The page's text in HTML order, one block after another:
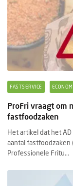
FASTSERVICE
ProFri vraagt om
fastfoodzaken
Het artikel dat het
aantal fastfoodzaken
Professionele Fritu...